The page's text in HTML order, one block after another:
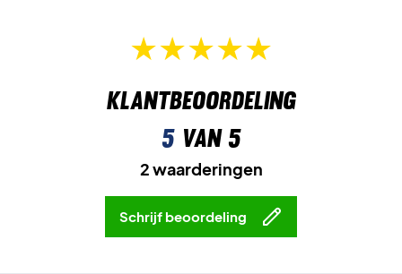
Klantbeoordeling
5van 5
2 waarderingen
Schrijf beoordeling